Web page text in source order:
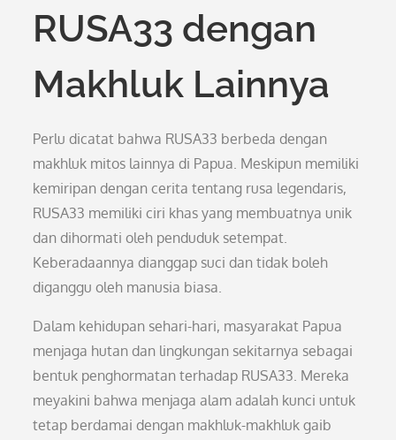
RUSA33 dengan
Makhluk Lainnya
Perlu dicatat bahwa RUSA33 berbeda dengan
makhluk mitos lainnya di Papua. Meskipun memiliki
kemiripan dengan cerita tentang rusa legendaris,
RUSA33 memiliki ciri khas yang membuatnya unik
dan dihormati oleh penduduk setempat.
Keberadaannya dianggap suci dan tidak boleh
diganggu oleh manusia biasa.
Dalam kehidupan sehari-hari, masyarakat Papua
menjaga hutan dan lingkungan sekitarnya sebagai
bentuk penghormatan terhadap RUSA33. Mereka
meyakini bahwa menjaga alam adalah kunci untuk
tetap berdamai dengan makhluk-makhluk gaib